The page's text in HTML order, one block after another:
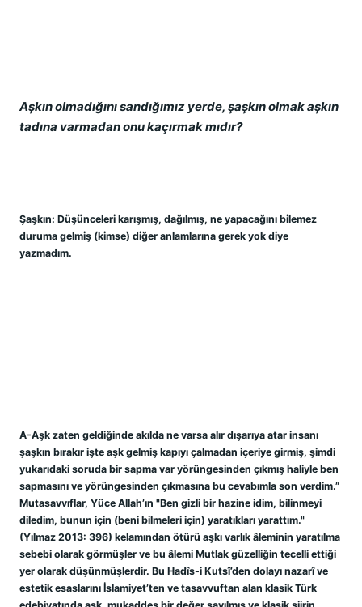
Aşkın olmadığını sandığımız yerde, şaşkın olmak aşkın
tadına varmadan onu kaçırmak mıdır?
Şaşkın: Düşünceleri karışmış, dağılmış, ne yapacağını bilemez
duruma gelmiş (kimse) diğer anlamlarına gerek yok diye
yazmadım.
A-Aşk zaten geldiğinde akılda ne varsa alır dışarıya atar insanı
şaşkın bırakır işte aşk gelmiş kapıyı çalmadan içeriye girmiş, şimdi
yukarıdaki soruda bir sapma var yörüngesinden çıkmış haliyle ben
sapmasını ve yörüngesinden çıkmasına bu cevabımla son verdim.”
Mutasavvıflar, Yüce Allah’ın "Ben gizli bir hazine idim, bilinmeyi
diledim, bunun için (beni bilmeleri için) yaratıkları yarattım."
(Yılmaz 2013: 396) kelamından ötürü aşkı varlık âleminin yaratılma
sebebi olarak görmüşler ve bu âlemi Mutlak güzelliğin tecelli ettiği
yer olarak düşünmüşlerdir. Bu Hadîs-i Kutsî’den dolayı nazarî ve
estetik esaslarını İslamiyet’ten ve tasavvuftan alan klasik Türk